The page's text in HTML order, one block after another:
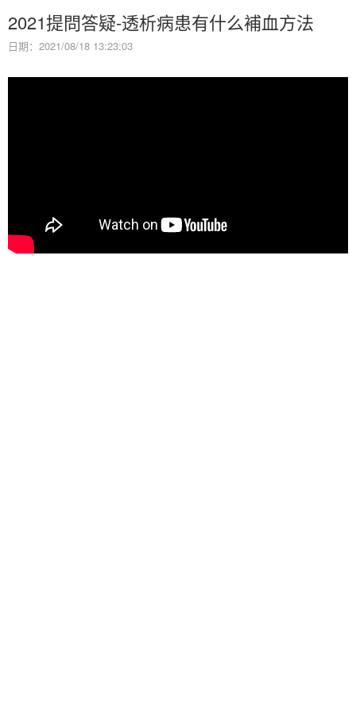
2021提問答疑-透析病患有什么補血方法
日期：2021/08/18 13:23:03